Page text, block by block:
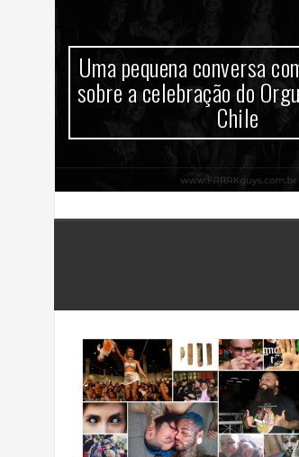
Uma pequena conversa
sobre a celebração do
Chile